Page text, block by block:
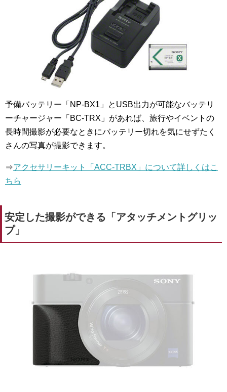
予備バッテリー「 NP-BX1 」とUSB出力が可能なバッテリ
ーチャージャー「 BC-TRX 」があれば、旅行やイベントの
長時間撮影が必要なときにバッテリー切れを気にせずたく
さんの写真が撮影できます。
⇒アクセサリーキット「ACC-TRBX」について詳しくはこ
ちら
安定した撮影ができる「アタッチメントグリッ
プ」